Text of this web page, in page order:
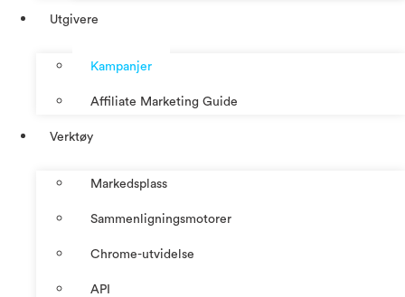
Utgivere
Kampanjer
Affiliate Marketing Guide
Verktøy
Markedsplass
Sammenligningsmotorer
Chrome-utvidelse
API